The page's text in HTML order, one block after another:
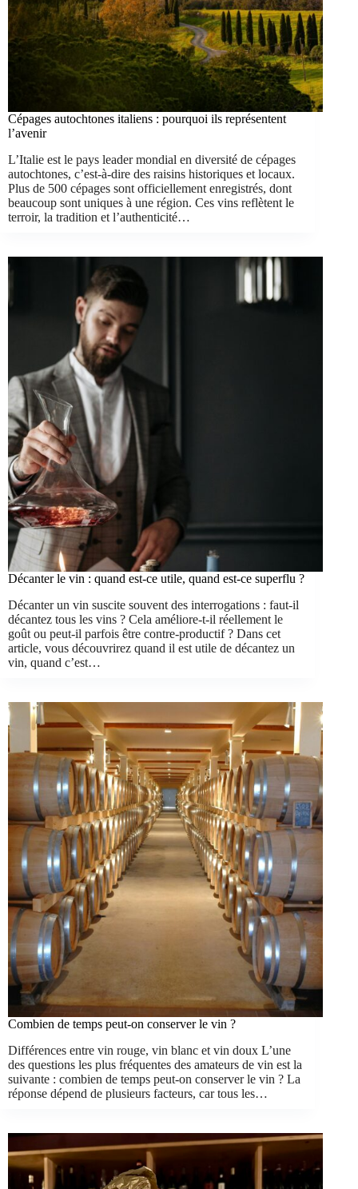
Cépages autochtones italiens : pourquoi ils représentent
l’avenir
L’Italie est le pays leader mondial en diversité de cépages
autochtones, c’est-à-dire des raisins historiques et locaux.
Plus de 500 cépages sont officiellement enregistrés, dont
beaucoup sont uniques à une région. Ces vins reflètent le
terroir, la tradition et l’authenticité…
Décanter le vin : quand est-ce utile, quand est-ce superflu ?
Décanter un vin suscite souvent des interrogations : faut-il
décantez tous les vins ? Cela améliore-t-il réellement le
goût ou peut-il parfois être contre-productif ? Dans cet
article, vous découvrirez quand il est utile de décantez un
vin, quand c’est…
Combien de temps peut-on conserver le vin ?
Différences entre vin rouge, vin blanc et vin doux L’une
des questions les plus fréquentes des amateurs de vin est la
suivante : combien de temps peut-on conserver le vin ? La
réponse dépend de plusieurs facteurs, car tous les…